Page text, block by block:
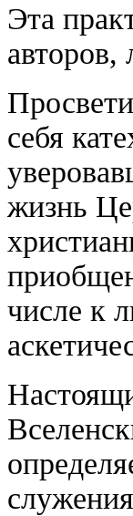
Эта
авторов,
себя
жизнь
числе к